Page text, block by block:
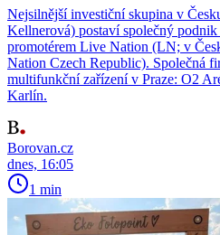
Nejsilnější investiční skupina v
Kellnerová) postaví společný
promotérem Live Nation (LN; v
Nation Czech Republic). Společná
multifunkční zařízení v Praze: O2
Karlín.
Borovan.cz
dnes, 16:05
1 min